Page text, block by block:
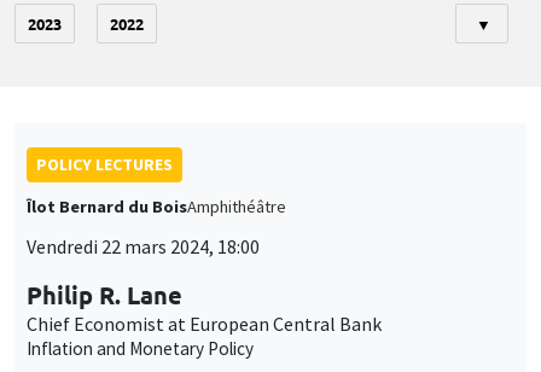
2023 2022 ▼
POLICY LECTURES
Îlot Bernard du BoisAmphithéâtre
Vendredi 22 mars 2024, 18:00
Philip R. Lane
Chief Economist at European Central Bank
Inflation and Monetary Policy